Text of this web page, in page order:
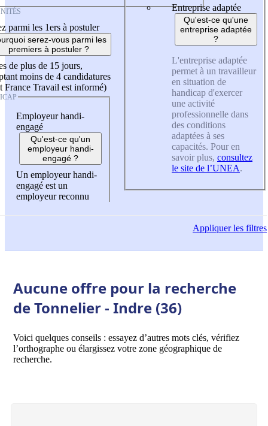
parmi les 1ers à postuler
serez-vous parmi les
premiers à postuler ?
de plus de 15 jours,
moins de 4 candidatures
France Travail est informé)
Employeur handi-
engagé
Qu'est-ce qu'un
employeur handi-
engagé ?
Un employeur handi-
engagé est un
employeur reconnu
Entreprise adaptée
Qu'est-ce qu'une
entreprise adaptée
?
L'entreprise adaptée
permet à un travailleur
en situation de
handicap d'exercer
une activité
professionnelle dans
des conditions
adaptées à ses
capacités. Pour en
savoir plus, consultez
le site de l’UNEA.
Appliquerles filtres
Aucune offre pour la recherche
de Tonnelier - Indre (36)
Voici quelques conseils : essayez d’autres mots clés, vérifiez
l’orthographe ou élargissez votre zone géographique de
recherche.